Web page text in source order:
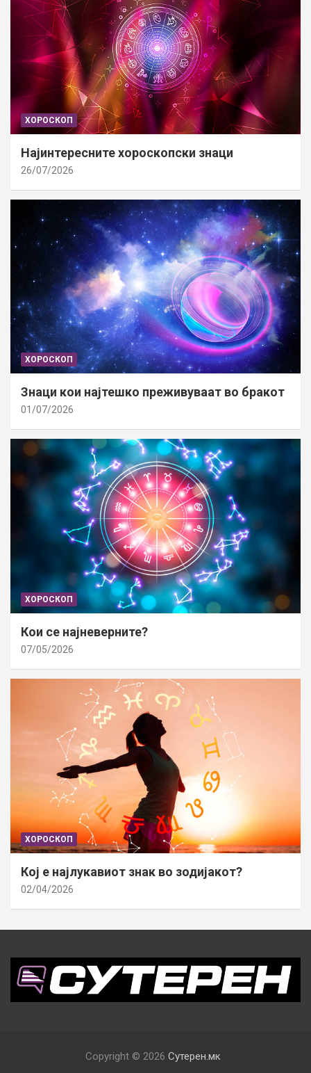
ХОРОСКОП
Најинтересните хороскопски знаци
26/07/2026
ХОРОСКОП
Знаци кои најтешко преживуваат во бракот
01/07/2026
ХОРОСКОП
Кои се најневерните?
07/05/2026
ХОРОСКОП
Кој е најлукавиот знак во зодијакот?
02/04/2026
Copyright © 2026 Сутерен.мк